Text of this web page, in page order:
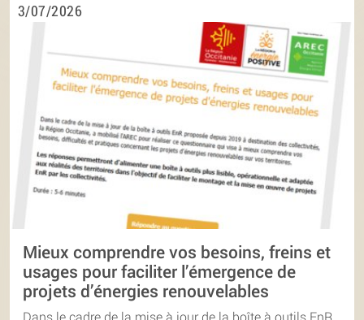
3/07/2026
Mieux comprendre vos besoins, freins et
usages pour faciliter l’émergence de
projets d’énergies renouvelables
Dans le cadre de la mise à jour de la boîte à outils EnR